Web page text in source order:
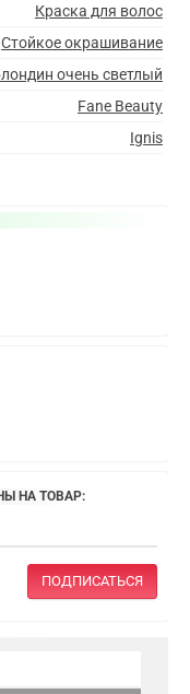
Краска для волос
Стойкое окрашивание
очень светлый
Fane Beauty
Ignis
НА ТОВАР:
ПОДПИСАТЬСЯ